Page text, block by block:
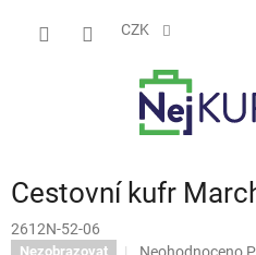
CZK
Cestovní kufr
2612N-52-06
Nezobrazovat
Průměrné